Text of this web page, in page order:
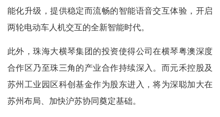
能化升级，提供稳定而流畅的智能语音交互体验，开启
两轮电动车人机交互的全新智能时代。
此外，珠海大横琴集团的投资使得公司在横琴粤澳深度
合作区乃至珠三角的产业合作持续深入。而元禾控股及
苏州工业园区科创基金作为股东进入，将为深聪加大在
苏州布局、加快沪苏协同奠定基础。